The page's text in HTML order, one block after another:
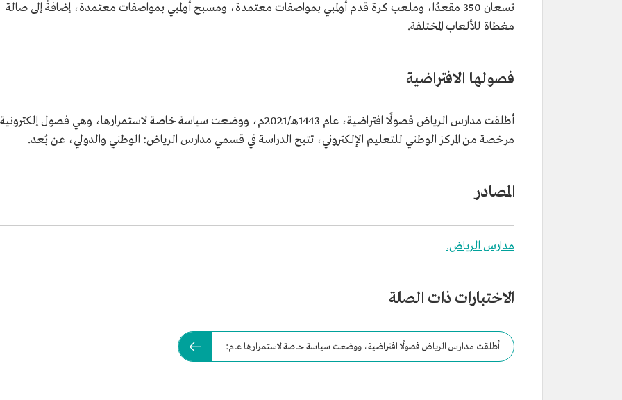
تسعان 350 مقعدًا، وملعب كرة قدم أولمبي بمواصفات معتمدة، ومسبح أولمبي بمواصفات معتمدة، إضافةً إلى صالة
مغطاة للألعاب المختلفة.
فصولها الافتراضية
أطلقت مدارس الرياض فصولًا افتراضية، عام 1443هـ/2021م، ووضعت سياسة خاصة لاستمرارها، وهي فصول إلكترونية
مرخصة من المركز الوطني للتعليم الإلكتروني، تتيح الدراسة في قسمي مدارس الرياض: الوطني والدولي، عن بُعد.
المصادر
مدارس الرياض.
الاختبارات ذات الصلة
أطلقت مدارس الرياض فصولًا افتراضية، ووضعت سياسة خاصة لاستمرارها عام: